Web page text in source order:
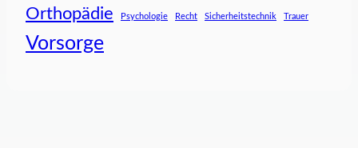
Orthopädie Psychologie Recht Sicherheitstechnik Trauer
Vorsorge